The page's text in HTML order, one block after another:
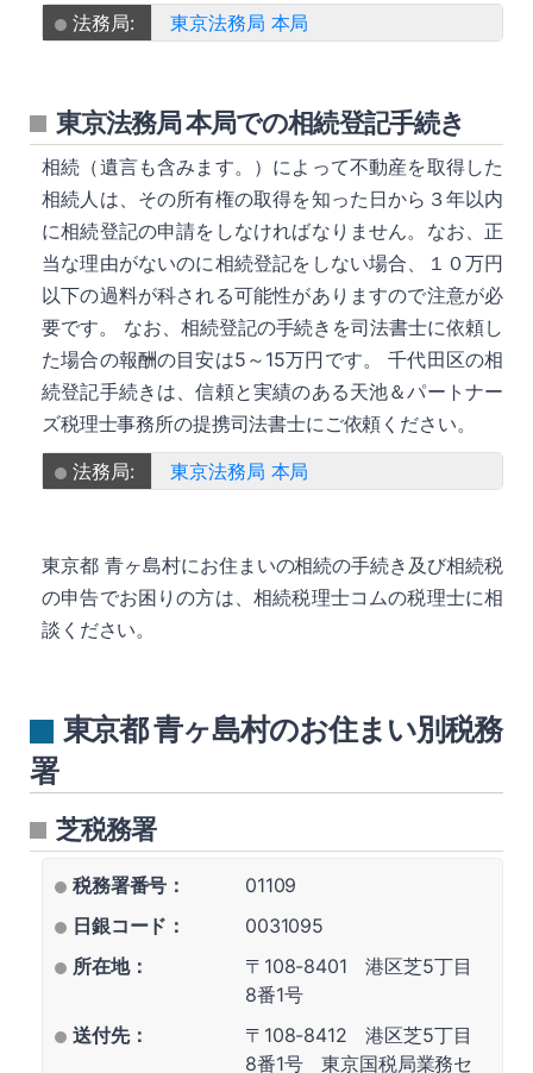
法務局:
東京法務局 本局
東京法務局 本局での相続登記手続き
相続（遺言も含みます。）によって不動産を取得した
相続人は、その所有権の取得を知った日から３年以内
に相続登記の申請をしなければなりません。なお、正
当な理由がないのに相続登記をしない場合、１０万円
以下の過料が科される可能性がありますので注意が必
要です。 なお、相続登記の手続きを司法書士に依頼し
た場合の報酬の目安は5～15万円です。 千代田区の相
続登記手続きは、信頼と実績のある天池＆パートナー
ズ税理士事務所の提携司法書士にご依頼ください。
法務局:
東京法務局 本局
東京都 青ヶ島村にお住まいの相続の手続き及び相続税
の申告でお困りの方は、相続税理士コムの税理士に相
談ください。
東京都 青ヶ島村のお住まい別税務
署
芝税務署
税務署番号：
01109
日銀コード：
0031095
所在地：
〒108-8401 港区芝5丁目
8番1号
送付先：
〒108-8412 港区芝5丁目
8番1号 東京国税局業務セ